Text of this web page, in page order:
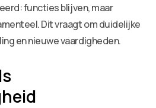
functies blijven, maar
Dit vraagt om duidelijke
en nieuwe vaardigheden.